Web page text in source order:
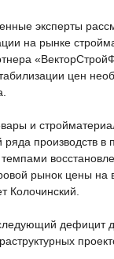
эксперты
на рынке
цен
и
ряда производств
рынок цены на
Колочинский.
дефицит